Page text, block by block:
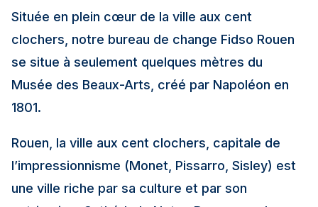
Située en plein cœur de la ville aux cent
clochers, notre bureau de change Fidso Rouen
se situe à seulement quelques mètres du
Musée des Beaux-Arts, créé par Napoléon en
1801.
Rouen, la ville aux cent clochers, capitale de
l’impressionnisme (Monet, Pissarro, Sisley) est
une ville riche par sa culture et par son